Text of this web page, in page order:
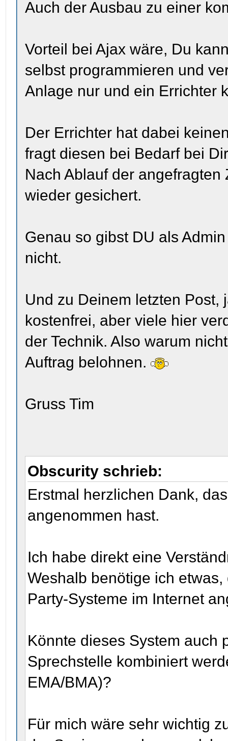
Auch der Ausbau zu einer
Vorteil bei Ajax wäre, Du
selbst programmieren und
Anlage nur und ein Errichter
Der Errichter hat dabei
fragt diesen bei Bedarf bei
Nach Ablauf der
wieder gesichert.
Genau so gibst DU als
nicht.
Und zu Deinem letzten Post,
kostenfrei, aber viele hier
der Technik. Also warum
Auftrag belohnen.
Gruss Tim
Obscurity schrieb:
Erstmal herzlichen Dank,
angenommen hast.
Ich habe direkt eine
Weshalb benötige ich
Party-Systeme im Internet
Könnte dieses System auch
Sprechstelle kombiniert
EMA/BMA)?
Für mich wäre sehr wichtig